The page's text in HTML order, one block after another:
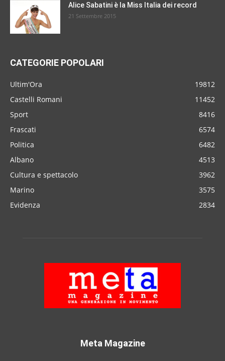
Alice Sabatini è la Miss Italia dei record
21 Settembre 2015
CATEGORIE POPOLARI
Ultim'Ora
19812
Castelli Romani
11452
Sport
8416
Frascati
6574
Politica
6482
Albano
4513
Cultura e spettacolo
3962
Marino
3575
Evidenza
2834
Meta Magazine